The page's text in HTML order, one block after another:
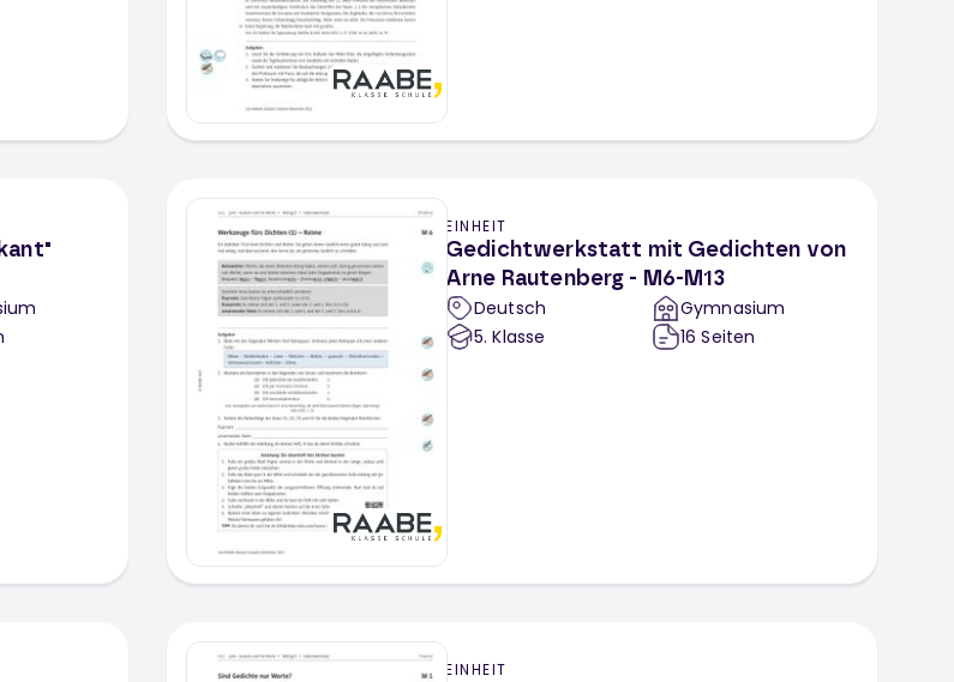
EINHEIT
Gedichtwerkstatt mit Gedichten von
Arne Rautenberg - M6-M13
Deutsch
5. Klasse
Gymnasium
16 Seiten
EINHEIT